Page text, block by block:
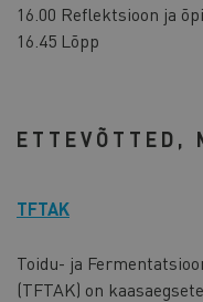
16.00 Reflektsioon ja
16.45 Lõpp
ETTEVÕTTED,
TFTAK
Toidu- ja
(TFTAK) on